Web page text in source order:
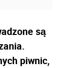
są
piwnic,